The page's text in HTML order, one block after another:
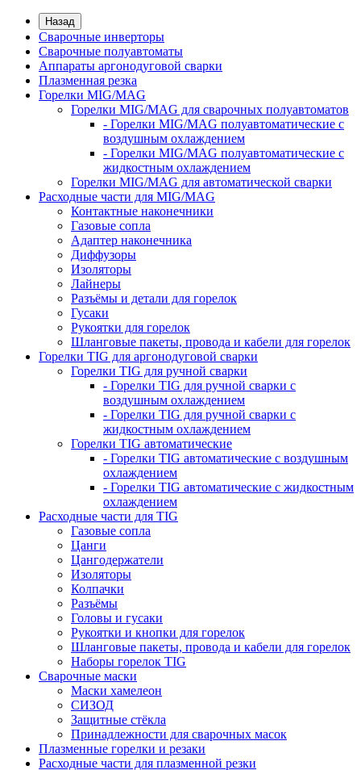
Назад
Сварочные инверторы
Сварочные полуавтоматы
Аппараты аргонодуговой сварки
Плазменная резка
Горелки MIG/MAG
Горелки MIG/MAG для сварочных полуавтоматов
- Горелки MIG/MAG полуавтоматические с
воздушным охлаждением
- Горелки MIG/MAG полуавтоматические с
жидкостным охлаждением
Горелки MIG/MAG для автоматической сварки
Расходные части для MIG/MAG
Контактные наконечники
Газовые сопла
Адаптер наконечника
Диффузоры
Изоляторы
Лайнеры
Разъёмы и детали для горелок
Гусаки
Рукоятки для горелок
Шланговые пакеты, провода и кабели для горелок
Горелки TIG для аргонодуговой сварки
Горелки TIG для ручной сварки
- Горелки TIG для ручной сварки с
воздушным охлаждением
- Горелки TIG для ручной сварки с
жидкостным охлаждением
Горелки TIG автоматические
- Горелки TIG автоматические с воздушным
охлаждением
- Горелки TIG автоматические с жидкостным
охлаждением
Расходные части для TIG
Газовые сопла
Цанги
Цангодержатели
Изоляторы
Колпачки
Разъёмы
Головы и гусаки
Рукоятки и кнопки для горелок
Шланговые пакеты, провода и кабели для горелок
Наборы горелок TIG
Сварочные маски
Маски хамелеон
СИЗОД
Защитные стёкла
Принадлежности для сварочных масок
Плазменные горелки и резаки
Расходные части для плазменной резки